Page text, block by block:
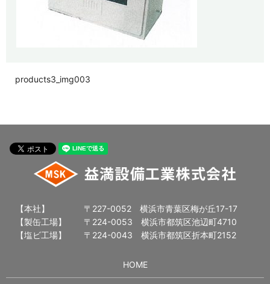
products3_img003
【本社】
〒227-0052 横浜市青葉区梅が丘17-17
【製缶工場】
〒224-0053 横浜市都筑区池辺町4710
【塩ビ工場】
〒224-0043 横浜市都筑区折本町2152
HOME